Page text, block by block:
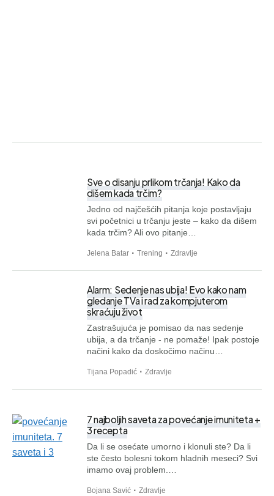
Sve o disanju prlikom trčanja! Kako da
dišem kada trčim?
Jedno od najčešćih pitanja koje postavljaju
svi početnici u trčanju jeste – kako da dišem
kada trčim? Ali ovo pitanje…
Jelena Batar Trening Zdravlje
Alarm: Sedenje nas ubija! Evo kako nam
gledanje TVa i rad za kompjuterom
skraćuju život
Zastrašujuća je pomisao da nas sedenje
ubija, a da trčanje - ne pomaže! Ipak postoje
načini kako da doskočimo načinu…
Tijana Popadić Zdravlje
7 najboljih saveta za povećanje imuniteta +
3 recepta
Da li se osećate umorno i klonuli ste? Da li
ste često bolesni tokom hladnih meseci? Svi
imamo ovaj problem.…
Bojana Savić Zdravlje